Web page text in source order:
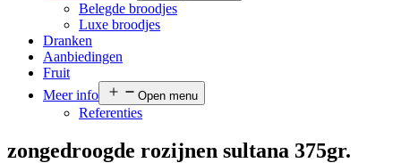
Belegde broodjes
Luxe broodjes
Dranken
Aanbiedingen
Fruit
Meer info
Open menu
Referenties
zongedroogde rozijnen sultana 375gr.